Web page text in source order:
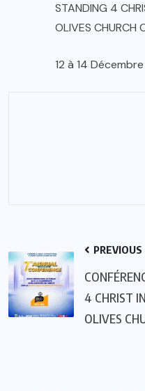
STANDING 4
OLIVES CHURCH
12 à 14
PREVIOUS
4 CHRIST
OLIVES